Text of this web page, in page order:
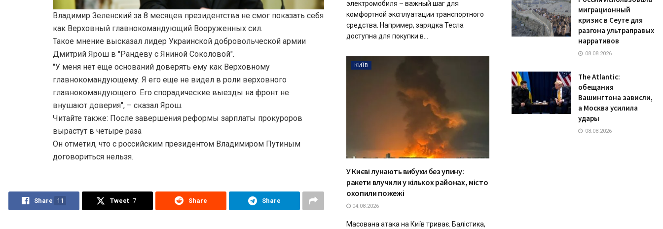
Владимир Зеленский за 8 месяцев президентства не смог показать себя
как Верховный главнокомандующий Вооруженных сил.
Такое мнение высказал лидер Украинской добровольческой армии
Дмитрий Ярош в "Рандеву с Яниной Соколовой".
"У меня нет еще оснований доверять ему как Верховному
главнокомандующему. Я его еще не видел в роли верховного
главнокомандующего. Его спорадические выезды на фронт не
внушают доверия", – сказал Ярош.
Читайте также: После завершения реформы зарплаты прокуроров
вырастут в четыре раза
Он отметил, что с российским президентом Владимиром Путиным
договориться нельзя.
Share 11 Tweet 7 Share Share
электромобиля – важный шаг для
комфортной эксплуатации транспортного
средства. Например, зарядка Тесла
доступна для покупки в...
КИЇВ
У Києві лунають вибухи без упину:
ракети влучили у кількох районах, місто
охопили пожежі
04.08.2026
Масована атака на Київ триває. Балістика,
миграционный
кризис в Сеуте для
разгона ультраправых
нарративов
08.08.2026
The Atlantic:
обещания
Вашингтона зависли,
а Москва усилила
удары
08.08.2026